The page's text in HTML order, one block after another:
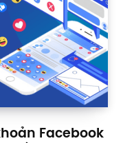
Facebook